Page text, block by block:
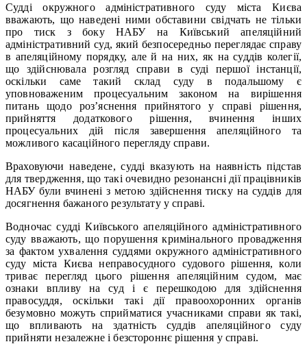
Судді окружного адміністративного суду міста Києва
вважають, що наведені ними обставини свідчать не тільки
про тиск з боку НАБУ на Київський апеляційний
адміністративний суд, який безпосередньо переглядає справу
в апеляційному порядку, але й на них, як на суддів колегії,
що здійснювала розгляд справи в суді першої інстанції,
оскільки саме такий склад суду в подальшому є
уповноваженим процесуальним законом на вирішення
питань щодо роз’яснення прийнятого у справі рішення,
прийняття додаткового рішення, вчинення інших
процесуальних дій після завершення апеляційного та
можливого касаційного перегляду справи.
Враховуючи наведене, судді вказують на наявність підстав
для твердження, що такі очевидно резонансні дії працівників
НАБУ були вчинені з метою здійснення тиску на суддів для
досягнення бажаного результату у справі.
Водночас судді Київського апеляційного адміністративного
суду вважають, що порушення кримінального провадження
за фактом ухвалення суддями окружного адміністративного
суду міста Києва неправосудного судового рішення, коли
триває перегляд цього рішення апеляційним судом, має
ознаки впливу на суд і є перешкодою для здійснення
правосуддя, оскільки такі дії правоохоронних органів
безумовно можуть сприйматися учасниками справи як такі,
що впливають на здатність суддів апеляційного суду
прийняти незалежне і безстороннє рішення у справі.